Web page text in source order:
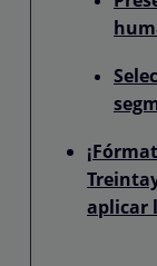
aplicar